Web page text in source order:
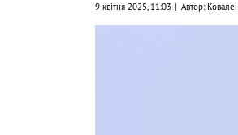
9 квітня 2025, 11:03 Автор: